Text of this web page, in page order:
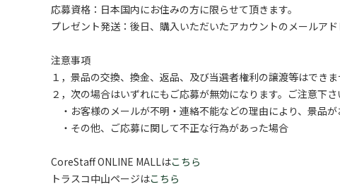
応募資格：日本国内にお住みの方に限らせて頂きます。
プレゼント発送：後日、購入いただいたアカウントのメールア
注意事項
１，景品の交換、換金、返品、及び当選者権利の譲渡等はできま
２，次の場合はいずれにもご応募が無効になります。ご注意下さ
・お客様のメールが不明・連絡不能などの理由により、景品
・その他、ご応募に関して不正な行為があった場合
CoreStaff ONLINE MALLはこちら
トラスコ中山ページはこちら